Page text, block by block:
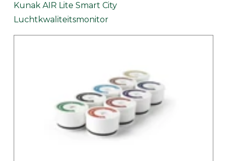
Kunak AIR Lite Smart City
Luchtkwaliteitsmonitor